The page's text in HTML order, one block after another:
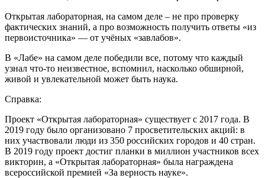
Открытая лабораторная, на самом деле – не про проверку
фактических знаний, а про возможность получить ответы «из
первоисточника» — от учёных «завлабов».
В «Лабе» на самом деле победили все, потому что каждый
узнал что-то неизвестное, вспомнил, насколько обширной,
живой и увлекательной может быть наука.
Справка:
Проект «Открытая лабораторная» существует с 2017 года. В
2019 году было организовано 7 просветительских акций: в
них участвовали люди из 350 российских городов и 40 стран.
В 2019 году проект достиг планки в миллион участников всех
викторин, а «Открытая лабораторная» была награждена
всероссийской премией «За верность науке».